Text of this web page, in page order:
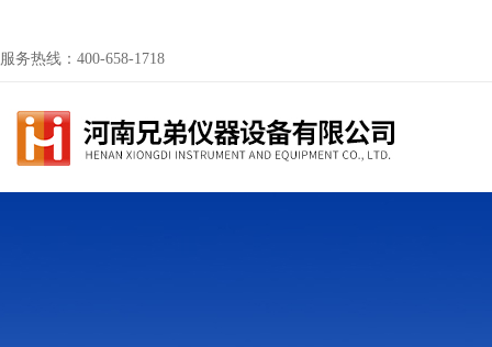
服务热线：400-658-1718